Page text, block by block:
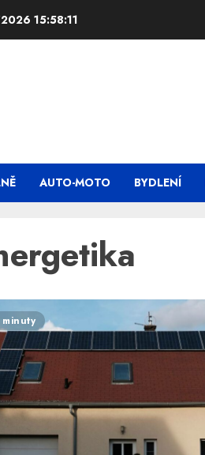
15:58:12
AUTO-MOTO BYDLENÍ
minuty